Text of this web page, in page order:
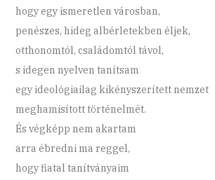
hogy egy ismeretlen városban,
penészes, hideg albérletekben éljek,
otthonomtól, családomtól távol,
s idegen nyelven tanítsam
egy ideológiailag kikényszerített nemzet
meghamisított történelmét.
És végképp nem akartam
arra ébredni ma reggel,
hogy fiatal tanítványaim